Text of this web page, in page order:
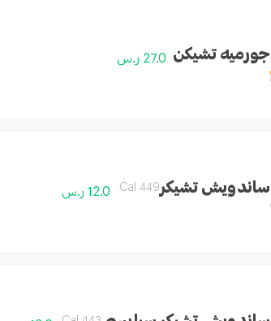
جورميه تشيكن 27.0 ر.س
ساندويش تشيكر 449 Cal. 12.0 ر.س